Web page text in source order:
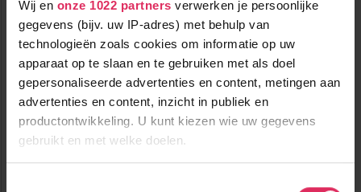
Wij en onze 1022 partners verwerken je persoonlijke
gegevens (bijv. uw IP-adres) met behulp van
technologieën zoals cookies om informatie op uw
apparaat op te slaan en te gebruiken met als doel
gepersonaliseerde advertenties en content, metingen aan
advertenties en content, inzicht in publiek en
productontwikkeling. U kunt kiezen wie uw gegevens
gebruikt en met welke doelen.
Compleet zeer luxe vakantiedorp met een eigen shuttleservice
naar de lift in Scheffau!
vanaf
740 p.p.
700m tot centrum
2300m tot skilift
halfpension